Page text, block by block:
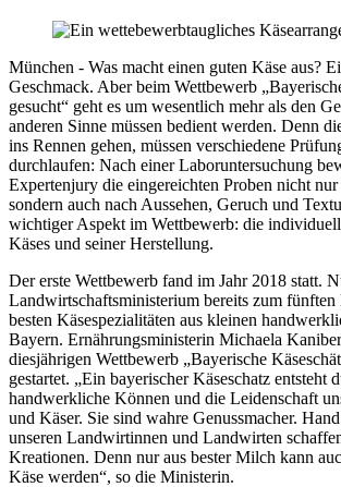
München - Was macht einen guten Käse aus?
Geschmack. Aber beim Wettbewerb
gesucht“ geht es um wesentlich mehr als den
anderen Sinne müssen bedient werden. Denn
ins Rennen gehen, müssen verschiedene
durchlaufen: Nach einer Laboruntersuchung
Expertenjury die eingereichten Proben nicht nur
sondern auch nach Aussehen, Geruch und
wichtiger Aspekt im Wettbewerb: die
Käses und seiner Herstellung.
Der erste Wettbewerb fand im Jahr 2018 statt.
Landwirtschaftsministerium bereits zum fünften
besten Käsespezialitäten aus kleinen
Bayern. Ernährungsministerin Michaela
diesjährigen Wettbewerb „Bayerische
gestartet. „Ein bayerischer Käseschatz entsteht
handwerkliche Können und die Leidenschaft
und Käser. Sie sind wahre Genussmacher.
unseren Landwirtinnen und Landwirten
Kreationen. Denn nur aus bester Milch kann
Käse werden“, so die Ministerin.